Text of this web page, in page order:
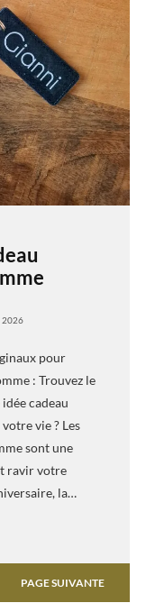
2026
pour
: Trouvez le
cadeau
vie ? Les
sont une
ravir votre
la…
PAGE SUIVANTE